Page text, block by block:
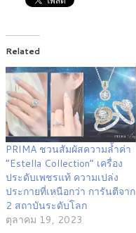
Related
PRIMA ชวนสัมผัสความล้ำค่า
“Estella Collection” เครื่อง
ประดับเพชรแท้ ความเปล่ง
ประกายที่เหนือกว่า การันตีจาก
2 สถาบันระดับโลก
ตุลาคม 19, 2023